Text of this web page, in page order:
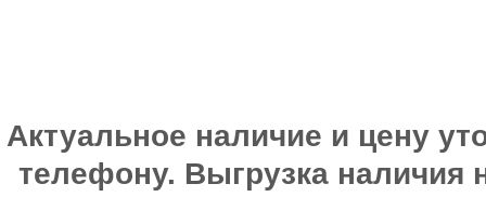
Актуальное наличие и цену
телефону. Выгрузка наличия